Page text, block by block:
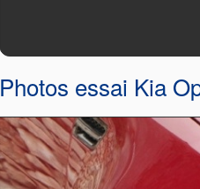
Photos essai Kia